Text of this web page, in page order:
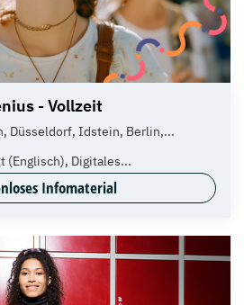
- Vollzeit
Düsseldorf, Idstein, Berlin,...
(Englisch), Digitales...
Infomaterial